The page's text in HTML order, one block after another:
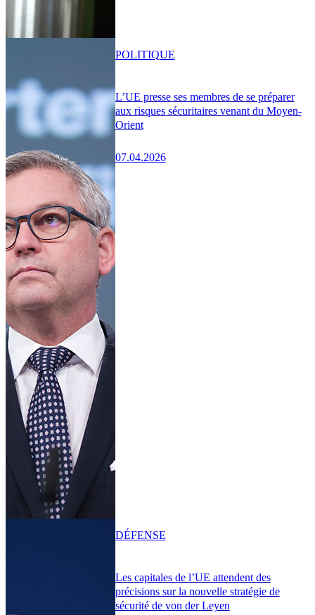
L’UE presse ses membres de se préparer
aux risques sécuritaires venant du Moyen-
Orient
07.04.2026
POLITIQUE
Les capitales de l’UE attendent des
précisions sur la nouvelle stratégie de
sécurité de von der Leyen
DÉFENSE